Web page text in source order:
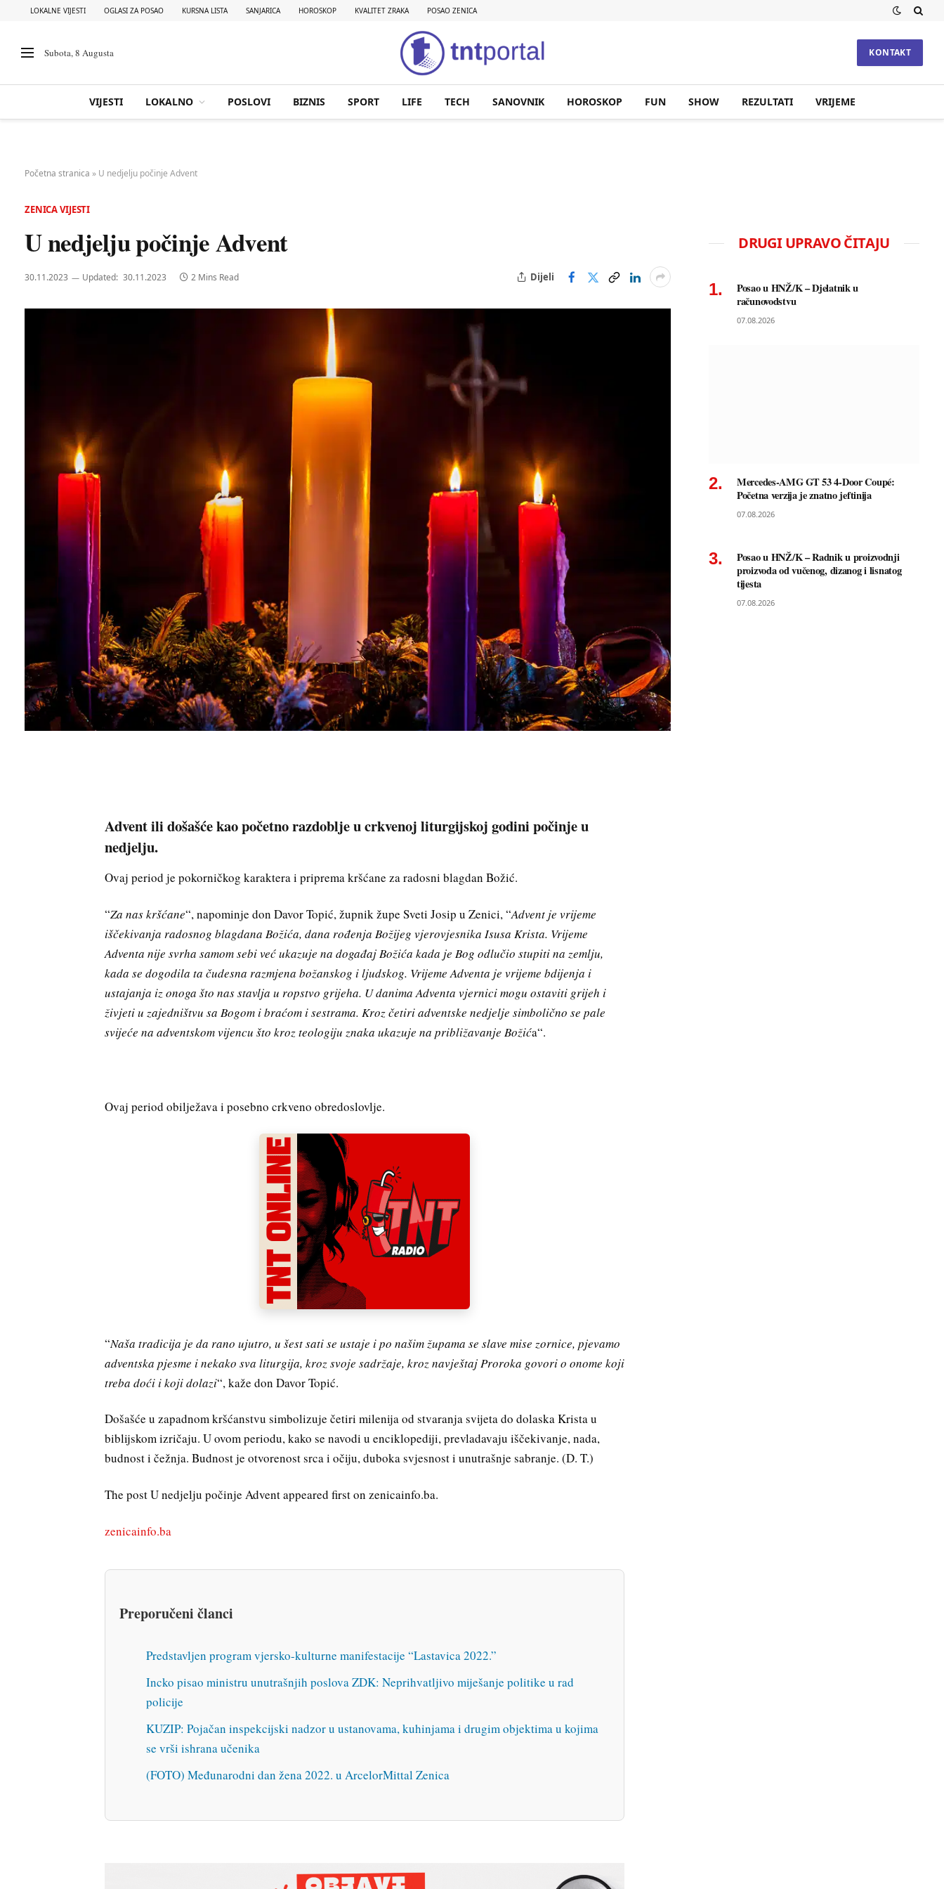
LOKALNE VIJESTI OGLASI ZA POSAO KURSNA LISTA SANJARICA HOROSKOP KVALITET ZRAKA POSAO ZENICA
Subota, 8 Augusta KONTAKT
VIJESTI LOKALNO POSLOVI BIZNIS SPORT LIFE TECH SANOVNIK HOROSKOP FUN SHOW REZULTATI VRIJEME
Početna stranica » U nedjelju počinje Advent
ZENICA VIJESTI
U nedjelju počinje Advent
30.11.2023 Updated: 30.11.2023 2 Mins Read Dijeli
Advent ili došašće kao početno razdoblje u crkvenoj liturgijskoj godini počinje u
nedjelju.
Ovaj period je pokorničkog karaktera i priprema kršćane za radosni blagdan Božić.
“Za nas kršćane“, napominje don Davor Topić, župnik župe Sveti Josip u Zenici, “Advent je vrijeme
iščekivanja radosnog blagdana Božića, dana rođenja Božijeg vjerovjesnika Isusa Krista. Vrijeme
Adventa nije svrha samom sebi već ukazuje na događaj Božića kada je Bog odlučio stupiti na zemlju,
kada se dogodila ta čudesna razmjena božanskog i ljudskog. Vrijeme Adventa je vrijeme bdijenja i
ustajanja iz onoga što nas stavlja u ropstvo grijeha. U danima Adventa vjernici mogu ostaviti grijeh i
živjeti u zajedništvu sa Bogom i braćom i sestrama. Kroz četiri adventske nedjelje simbolično se pale
svijeće na adventskom vijencu što kroz teologiju znaka ukazuje na približavanje Božića“.
Ovaj period obilježava i posebno crkveno obredoslovlje.
“Naša tradicija je da rano ujutro, u šest sati se ustaje i po našim župama se slave mise zornice, pjevamo
adventska pjesme i nekako sva liturgija, kroz svoje sadržaje, kroz navještaj Proroka govori o onome koji
treba doći i koji dolazi“, kaže don Davor Topić.
Došašće u zapadnom kršćanstvu simbolizuje četiri milenija od stvaranja svijeta do dolaska Krista u
biblijskom izričaju. U ovom periodu, kako se navodi u enciklopediji, prevladavaju iščekivanje, nada,
budnost i čežnja. Budnost je otvorenost srca i očiju, duboka svjesnost i unutrašnje sabranje. (D. T.)
The post U nedjelju počinje Advent appeared first on zenicainfo.ba.
zenicainfo.ba
Preporučeni članci
Predstavljen program vjersko-kulturne manifestacije “Lastavica 2022.”
Incko pisao ministru unutrašnjih poslova ZDK: Neprihvatljivo miješanje politike u rad
policije
KUZIP: Pojačan inspekcijski nadzor u ustanovama, kuhinjama i drugim objektima u kojima
se vrši ishrana učenika
(FOTO) Međunarodni dan žena 2022. u ArcelorMittal Zenica
DRUGI UPRAVO ČITAJU
Posao u HNŽ/K – Djelatnik u
računovodstvu
07.08.2026
Mercedes-AMG GT 53 4-Door Coupé:
Početna verzija je znatno jeftinija
07.08.2026
Posao u HNŽ/K – Radnik u proizvodnji
proizvoda od vučenog, dizanog i lisnatog
tijesta
07.08.2026